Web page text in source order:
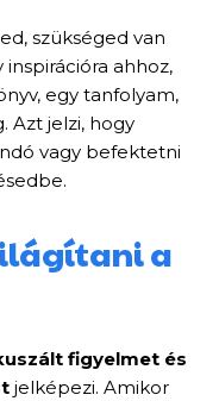
szükséged van
ahhoz,
egy tanfolyam,
Azt jelzi, hogy
vagy befektetni
a
figyelmet és
jelképezi. Amikor